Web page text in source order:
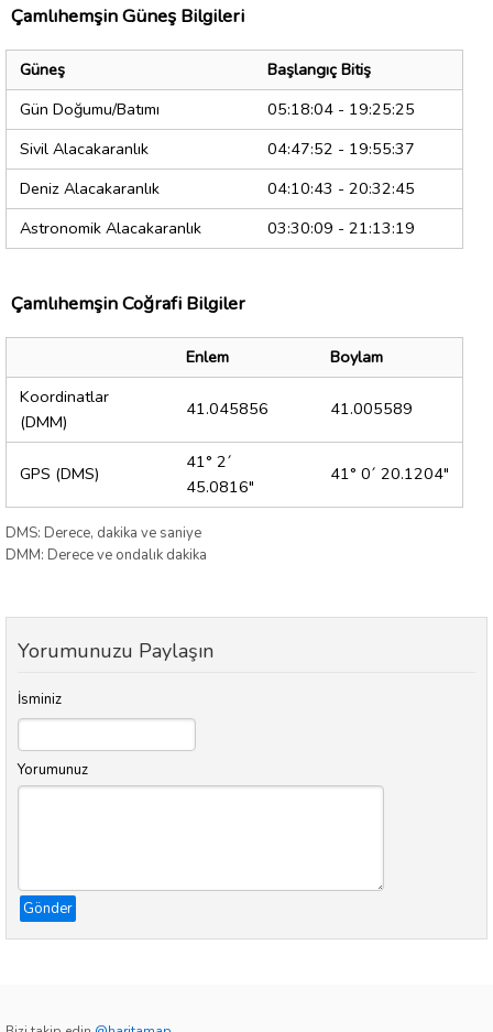
Çamlıhemşin Güneş Bilgileri
Güneş
Başlangıç Bitiş
Gün Doğumu/Batımı
05:18:04 - 19:25:25
Sivil Alacakaranlık
04:47:52 - 19:55:37
Deniz Alacakaranlık
04:10:43 - 20:32:45
Astronomik Alacakaranlık
03:30:09 - 21:13:19
Çamlıhemşin Coğrafi Bilgiler
Enlem
Boylam
Koordinatlar
(DMM)
41.045856 41.005589
GPS (DMS)
41° 2´
45.0816"
41° 0´ 20.1204"
DMS: Derece, dakika ve saniye
DMM: Derece ve ondalık dakika
Yorumunuzu Paylaşın
İsminiz
Yorumunuz
Gönder